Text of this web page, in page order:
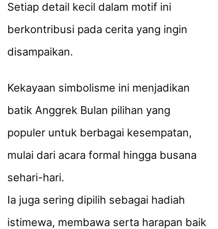
Setiap detail kecil dalam motif ini
berkontribusi pada cerita yang ingin
disampaikan.
Kekayaan simbolisme ini menjadikan
batik Anggrek Bulan pilihan yang
populer untuk berbagai kesempatan,
mulai dari acara formal hingga busana
sehari-hari.
Ia juga sering dipilih sebagai hadiah
istimewa, membawa serta harapan baik